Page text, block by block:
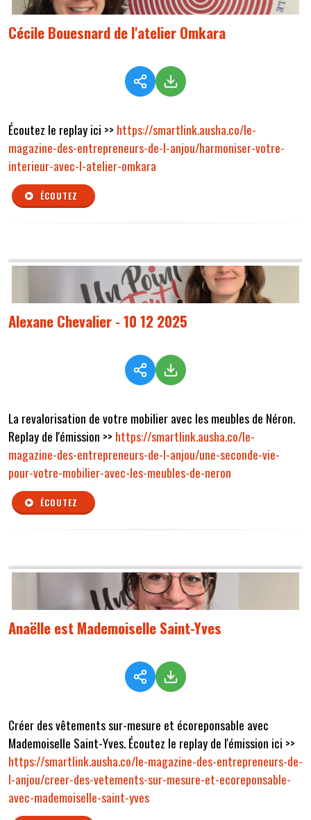
Cécile Bouesnard de l'atelier Omkara
Écoutez le replay ici >> https://smartlink.ausha.co/le-
magazine-des-entrepreneurs-de-l-anjou/harmoniser-votre-
interieur-avec-l-atelier-omkara
ÉCOUTEZ
Alexane Chevalier - 10 12 2025
La revalorisation de votre mobilier avec les meubles de Néron.
Replay de l'émission >> https://smartlink.ausha.co/le-
magazine-des-entrepreneurs-de-l-anjou/une-seconde-vie-
pour-votre-mobilier-avec-les-meubles-de-neron
ÉCOUTEZ
Anaëlle est Mademoiselle Saint-Yves
Créer des vêtements sur-mesure et écoreponsable avec
Mademoiselle Saint-Yves. Écoutez le replay de l'émission ici >>
https://smartlink.ausha.co/le-magazine-des-entrepreneurs-de-
l-anjou/creer-des-vetements-sur-mesure-et-ecoreponsable-
avec-mademoiselle-saint-yves